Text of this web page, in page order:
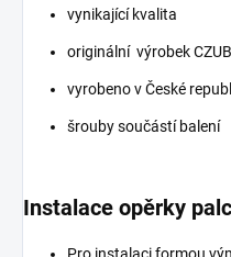
vynikající kvalita
originální výrobek CZUB
vyrobeno v České
šrouby součástí balení
Instalace opěrky
Pro instalaci formou